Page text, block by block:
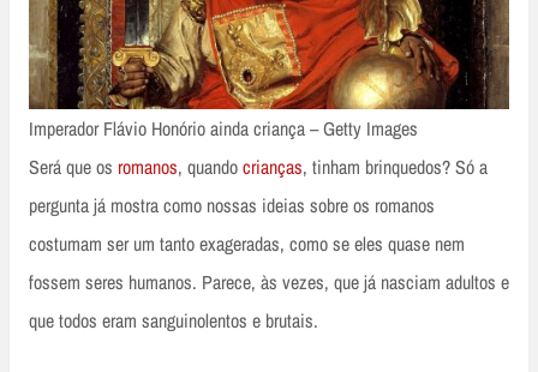
Imperador Flávio Honório ainda criança – Getty Images
Será que os romanos, quandocrianças, tinham brinquedos? Só a
pergunta já mostra como nossas ideias sobre os romanos
costumam ser um tanto exageradas, como se eles quase nem
fossem seres humanos. Parece, às vezes, que já nasciam adultos e
que todos eram sanguinolentos e brutais.